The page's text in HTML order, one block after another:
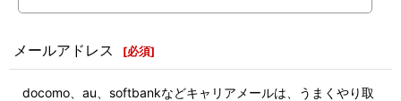
メールアドレス [必須]
docomo、au、softbankなどキャリアメールは、うまくやり取